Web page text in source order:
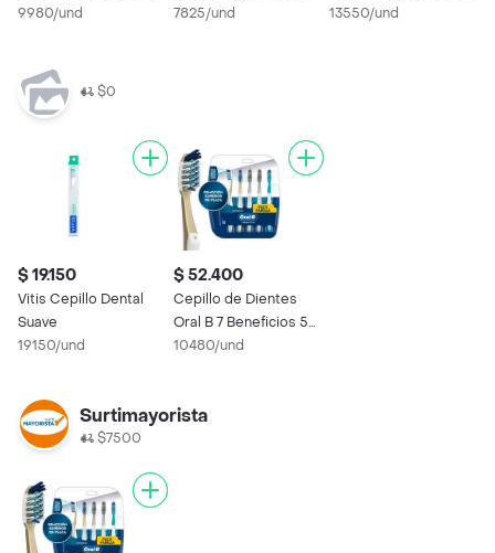
Und
9980/und
Cuidado x 4 Und
7825/und
2 Und
13550/und
$0
$ 19.150
Vitis Cepillo Dental
Suave
19150/und
$ 52.400
Cepillo de Dientes
Oral B 7 Beneficios 5
Und
10480/und
Surtimayorista
$7500